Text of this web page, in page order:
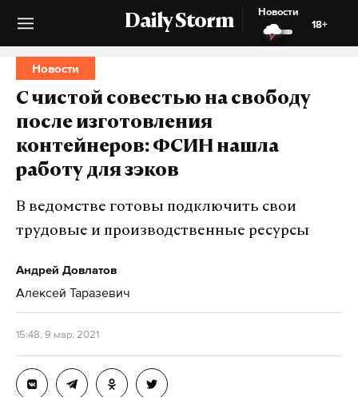
Daily Storm
Новости
18+
Новости
С чистой совестью на свободу
после изготовления
контейнеров: ФСИН нашла
работу для зэков
В ведомстве готовы подключить свои
трудовые и производственные ресурсы
Андрей Довлатов
Алексей Таразевич
15:48, 9 мар. 2021